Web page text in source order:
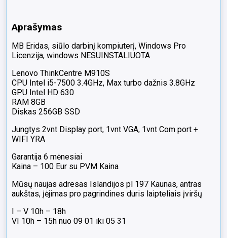
Aprašymas
MB Eridas, siūlo darbinį kompiuterį, Windows Pro
Licenzija, windows NESUINSTALIUOTA
Lenovo ThinkCentre M910S
CPU Intel i5-7500 3.4GHz, Max turbo dažnis 3.8GHz
GPU Intel HD 630
RAM 8GB
Diskas 256GB SSD
Jungtys 2vnt Display port, 1vnt VGA, 1vnt Com port +
WIFI YRA
Garantija 6 mėnesiai
Kaina – 100 Eur su PVM Kaina
Mūsų naujas adresas Islandijos pl 197 Kaunas, antras
aukštas, įėjimas pro pagrindines duris laipteliais įviršų
I – V 10h – 18h
VI 10h – 15h nuo 09 01 iki 05 31